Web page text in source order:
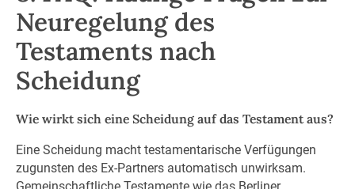
Neuregelung des
Testaments nach
Scheidung
Wie wirkt sich eine Scheidung auf das Testament aus?
Eine Scheidung macht testamentarische Verfügungen
zugunsten des Ex-Partners automatisch unwirksam.